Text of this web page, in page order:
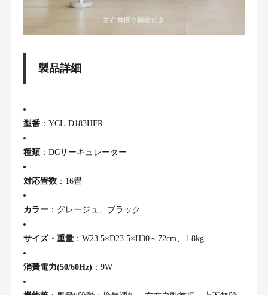
製品詳細
型番：YCL-D183HFR
種類：DCサーキュレーター
対応畳数：16畳
カラー：グレージュ、ブラック
サイズ・重量：W23.5×D23.5×H30～72cm、1.8kg
消費電力(50/60Hz) ：9W